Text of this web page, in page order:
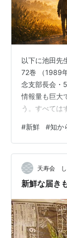
以下に池田先
72巻 （1989
念支部長会・
情報量も巨大
う。すべては
力をもつ時代
りしつつ、他
いかねばなら
私自身の受け
ることだから
#新鮮 #知か
天寿会 し
新鮮な届き